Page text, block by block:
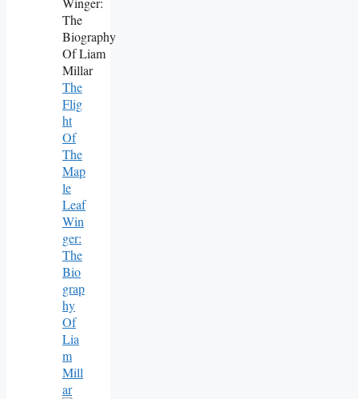
The
Flig
Ht
Of
The
Map
Le
Leaf
Win
Ger:
The
Bio
Grap
Hy
Of
Lia
M
Mill
Ar